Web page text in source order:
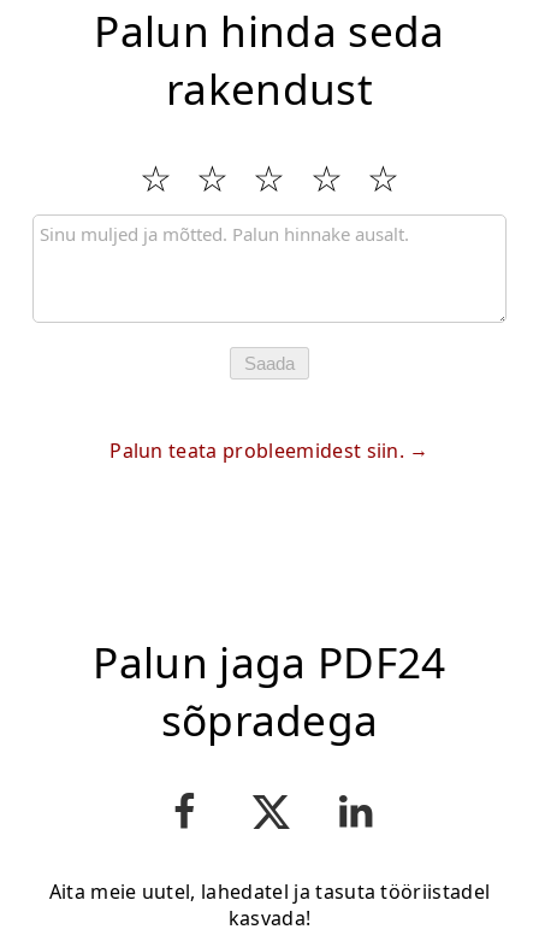
Palun hinda seda
rakendust
Saada
Palun teata probleemidest siin.
Palun jaga PDF24
sõpradega
Aita meie uutel, lahedatel ja tasuta tööriistadel
kasvada!